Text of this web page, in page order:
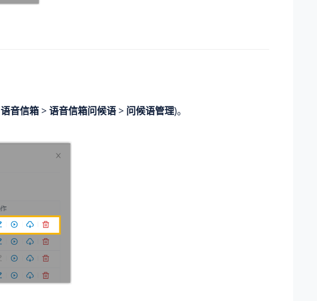
语音信箱>语音信箱问候语> 问候语管理)。